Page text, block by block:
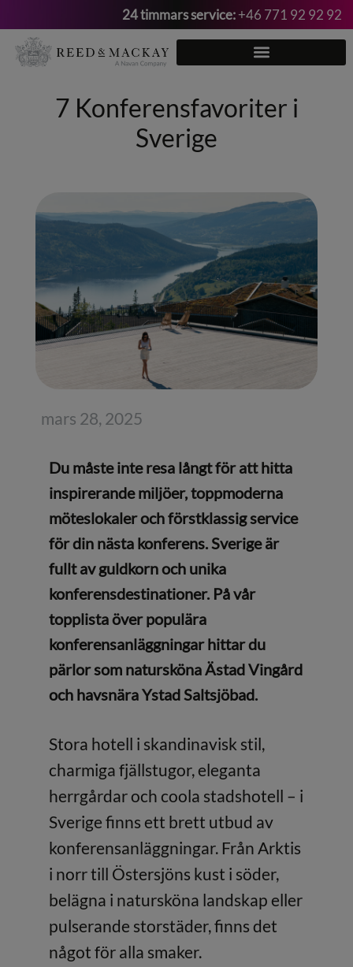
Hoppa
till
24 timmars service:+46 771 92 92 92
7 Konferensfavoriter i
Sverige
mars 28, 2025
Du måste inte resa långt för att hitta
inspirerande miljöer, toppmoderna
möteslokaler och förstklassig service
för din nästa konferens. Sverige är
fullt av guldkorn och unika
konferensdestinationer. På vår
topplista över populära
konferensanläggningar hittar du
pärlor som natursköna Ästad Vingård
och havsnära Ystad Saltsjöbad.
Stora hotell i skandinavisk stil,
charmiga fjällstugor, eleganta
herrgårdar och coola stadshotell – i
Sverige finns ett brett utbud av
konferensanläggningar. Från Arktis
i norr till Östersjöns kust i söder,
belägna i natursköna landskap eller
pulserande storstäder, finns det
något för alla smaker.